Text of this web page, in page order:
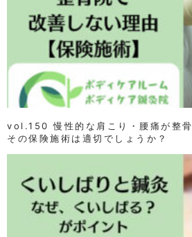
vol.150 慢性的な肩こり・腰痛が整
その保険施術は適切でしょうか？